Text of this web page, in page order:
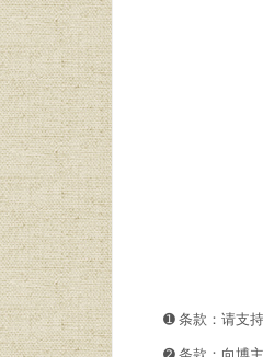
➊️ 条款：请支